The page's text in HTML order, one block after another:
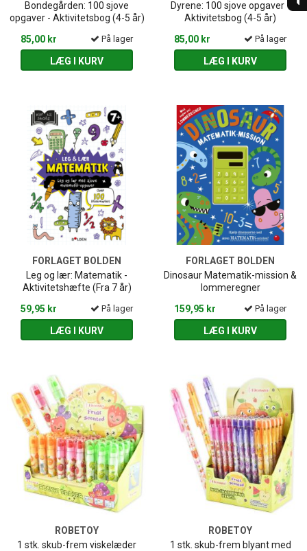
Bondegården: 100 sjove
opgaver - Aktivitetsbog (4-5 år)
85,00 kr
På lager
LÆG I KURV
Dyrene: 100 sjove opgaver -
Aktivitetsbog (4-5 år)
85,00 kr
På lager
LÆG I KURV
FORLAGET BOLDEN
Leg og lær: Matematik -
Aktivitetshæfte (Fra 7 år)
59,95 kr
På lager
LÆG I KURV
FORLAGET BOLDEN
Dinosaur Matematik-mission &
lommeregner
159,95 kr
På lager
LÆG I KURV
ROBETOY
1 stk. skub-frem viskelæder
ROBETOY
1 stk. skub-frem blyant med